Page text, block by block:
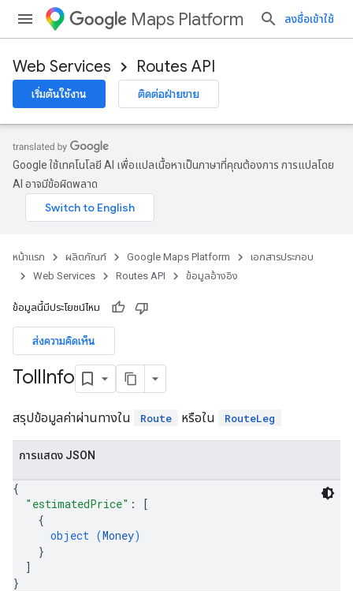
Maps Platform ลงชื่อเข้าใช้
Web Services Routes API
เริ่มต้นใช้งาน ติดต่อฝ่ายขาย
Google ใช้เทคโนโลยี AI เพื่อแปลเนื้อหาเป็นภาษาที่คุณต้องการ การแปลโดย
AI อาจมีข้อผิดพลาด
หน้าแรก ผลิตภัณฑ์ Google Maps Platform
เอกสารประกอบ
Web Services
Routes API ข้อมูลอ้างอิง
ข้อมูลนี้มีประโยชน์ไหม
ส่งความคิดเห็น
TollInfo
สรุปข้อมูลค่าผ่านทางใน Route หรือใน RouteLeg
การแสดง JSON
{
"estimatedPrice" :
[
{
object (Money)
}
]
}